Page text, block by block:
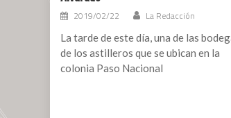
2019/02/22 La Redacción
La tarde de este día, una de las
de los astilleros que se ubican en la
colonia Paso Nacional